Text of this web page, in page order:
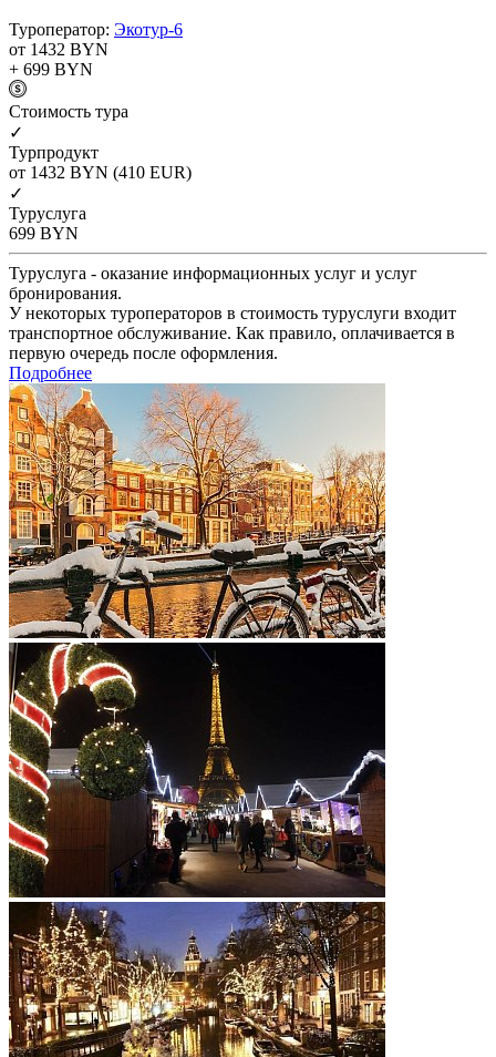
Туроператор: Экотур-6
от 1432 BYN
+ 699 BYN
Cтоимость тура
✓
Турпродукт
от 1432 BYN (410 EUR)
✓
Туруслуга
699 BYN
Туруслуга - оказание информационных услуг и услуг
бронирования.
У некоторых туроператоров в стоимость туруслуги входит
транспортное обслуживание. Как правило, оплачивается в
первую очередь после оформления.
Подробнее